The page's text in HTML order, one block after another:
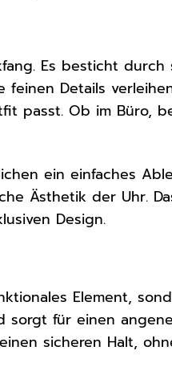
Es besticht
Details
passt. Ob im Büro,
ein einfaches
Ästhetik der Uhr.
Design.
Element,
für einen
sicheren Halt,